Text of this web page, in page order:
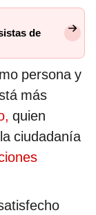
de
persona y
más
quien
ciudadanía